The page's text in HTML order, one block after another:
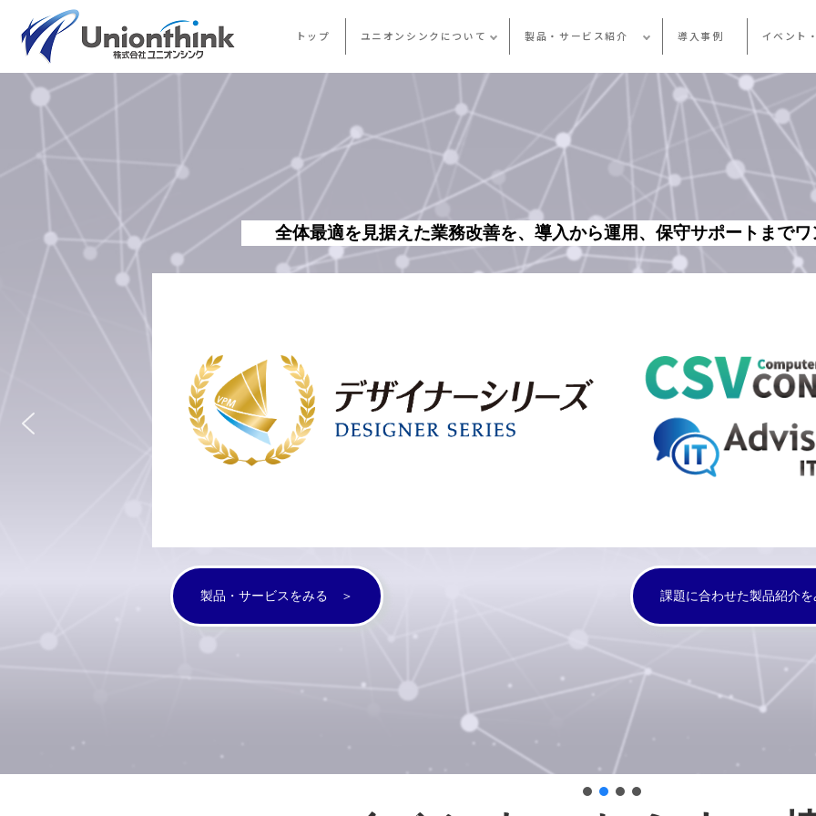
トップ ユニオンシンクについて 製品・サービス紹介 導入事例 イベント
全体最適を見据えた業務改善を、導入から運用、保守サポートまで
製品・サービスをみる ＞ 課題に合わせた製品紹介